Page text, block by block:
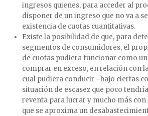
ingresos quienes, para acceder al
disponer de un ingreso que no va a
existencia de cuotas cuantitativas.
Existe la posibilidad de que, para
segmentos de consumidores, el
de cuotas pudiera funcionar como
comprar en exceso, en relación con
cual pudiera conducir –bajo ciertas
situación de escasez que poco
reventa para lucrar y mucho más con
que se aproxima un